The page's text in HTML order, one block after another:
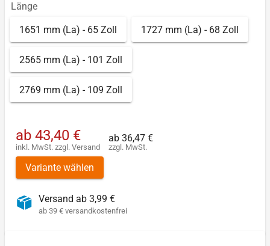
Länge
1651 mm (La) - 65 Zoll 1727 mm (La) - 68 Zoll
2565 mm (La) - 101 Zoll
2769 mm (La) - 109 Zoll
ab 43,40 €
inkl. MwSt. zzgl. Versand
ab 36,47 €
zzgl. MwSt.
Variante wählen
Versand ab 3,99 €
ab 39 € versandkostenfrei